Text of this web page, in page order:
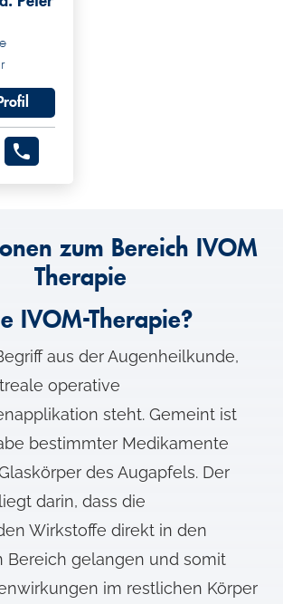
zum Bereich IVOM
Therapie
IVOM-Therapie?
aus der Augenheilkunde,
operative
steht. Gemeint ist
bestimmter Medikamente
des Augapfels. Der
darin, dass die
Wirkstoffe direkt in den
Bereich gelangen und somit
im restlichen Körper